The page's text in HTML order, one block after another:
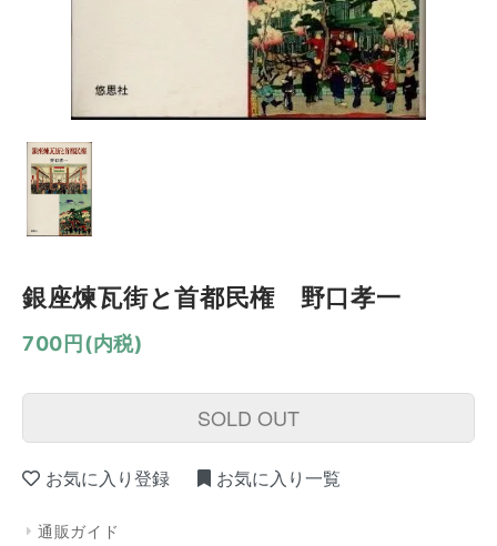
銀座煉瓦街と首都民権 野口孝一
700円(内税)
SOLD OUT
お気に入り登録 お気に入り一覧
通販ガイド